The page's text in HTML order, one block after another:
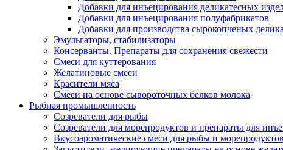
Добавки для инъецирования деликатесных
Добавки для инъецирования полуфабрикатов
Добавки для производства сырокопченых
Эмульгаторы, стабилизаторы
Консерванты. Препараты для сохранения свежести
Смеси для куттерования
Желатиновые смеси
Красители мяса
Смеси на основе сывороточных белков молока
Рыбная промышленность
Созреватели для рыбы
Созреватели для морепродуктов и препараты для
Вкусоароматические смеси для рыбы и морепродуктов